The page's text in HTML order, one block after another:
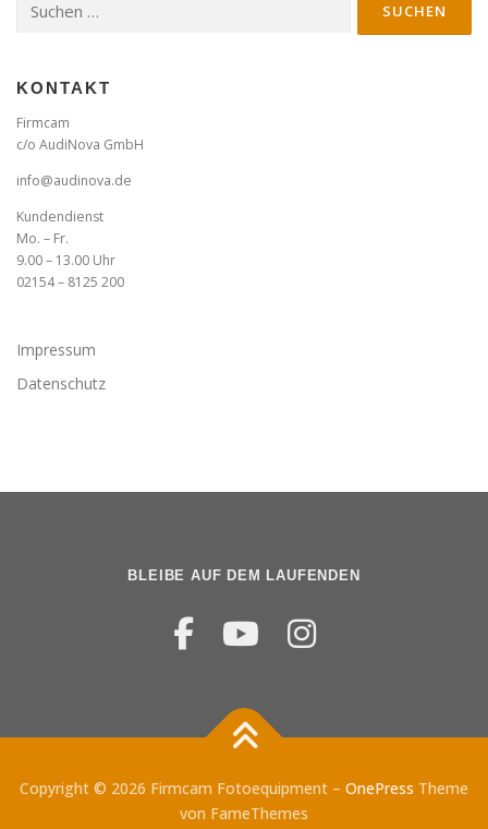
nach:
KONTAKT
Firmcam
c/o AudiNova GmbH
info@audinova.de
Kundendienst
Mo. – Fr.
9.00 – 13.00 Uhr
02154 – 8125 200
Impressum
Datenschutz
BLEIBE AUF DEM LAUFENDEN
Copyright © 2026 Firmcam Fotoequipment – OnePress Theme
von FameThemes